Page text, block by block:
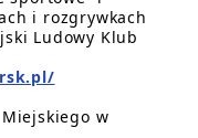
i rozgrywkach
Ludowy Klub
w